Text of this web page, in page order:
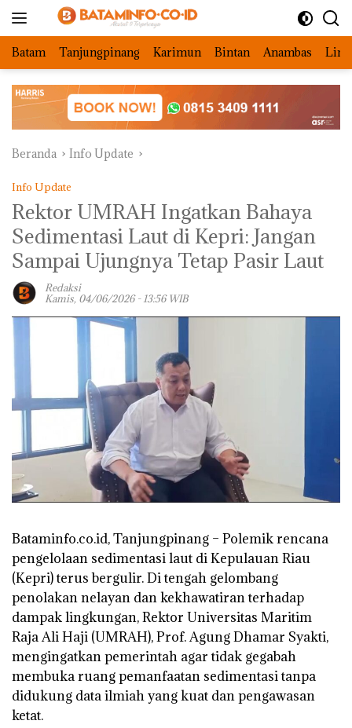
Batam Tanjungpinang Karimun Bintan Anambas
Beranda Info Update
Info Update
Rektor UMRAH Ingatkan Bahaya
Sedimentasi Laut di Kepri: Jangan
Sampai Ujungnya Tetap Pasir Laut
Redaksi
Kamis, 04/06/2026 - 13:56 WIB
Bataminfo.co.id, Tanjungpinang – Polemik rencana
pengelolaan sedimentasi laut di Kepulauan Riau
(Kepri) terus bergulir. Di tengah gelombang
penolakan nelayan dan kekhawatiran terhadap
dampak lingkungan, Rektor Universitas Maritim
Raja Ali Haji (UMRAH), Prof. Agung Dhamar Syakti,
mengingatkan pemerintah agar tidak gegabah
membuka ruang pemanfaatan sedimentasi tanpa
didukung data ilmiah yang kuat dan pengawasan
ketat.